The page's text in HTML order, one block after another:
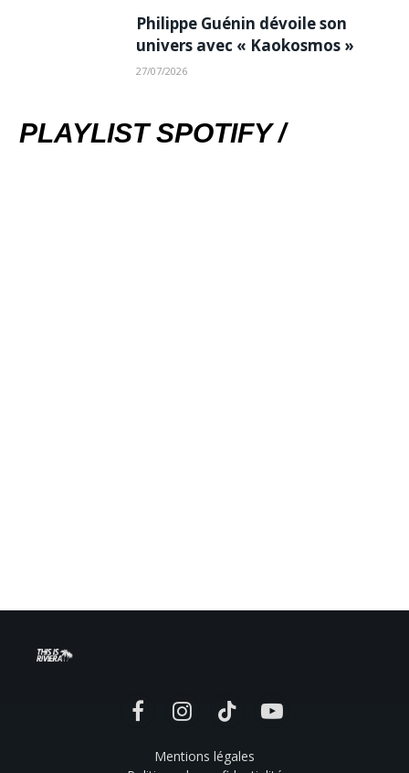
Philippe Guénin dévoile son
univers avec « Kaokosmos »
27/07/2026
PLAYLIST SPOTIFY /
FacebookInstagramTikTok YouTube
Mentions légales